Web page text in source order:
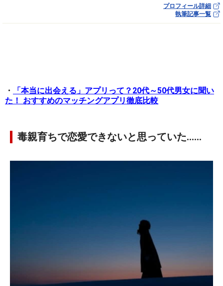
プロフィール詳細
執筆記事一覧
・
「本当に出会える」アプリって？20代～50代男女に聞い
た！ おすすめのマッチングアプリ徹底比較
毒親育ちで恋愛できないと思っていた……